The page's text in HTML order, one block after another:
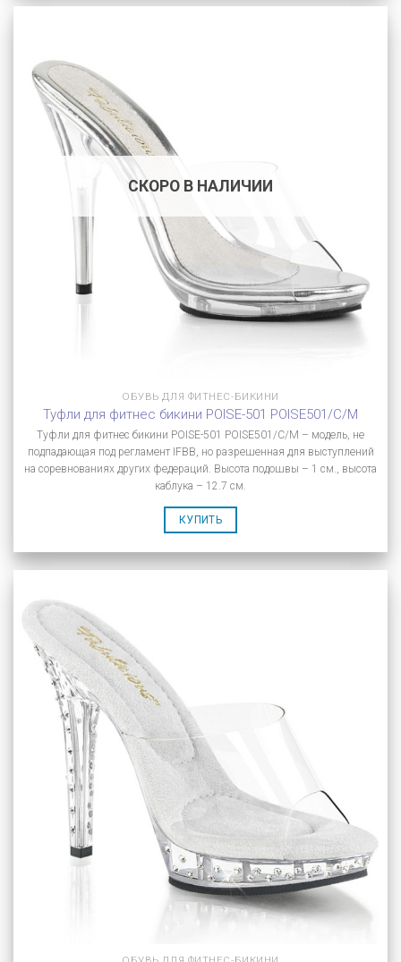
СКОРО В НАЛИЧИИ
ОБУВЬ ДЛЯ ФИТНЕС-БИКИНИ
Туфли для фитнес бикини POISE-501 POISE501/C/M
Туфли для фитнес бикини POISE-501 POISE501/C/M – модель, не
подпадающая под регламент IFBB, но разрешенная для выступлений
на соревнованиях других федераций. Высота подошвы – 1 см., высота
каблука – 12.7 см.
КУПИТЬ